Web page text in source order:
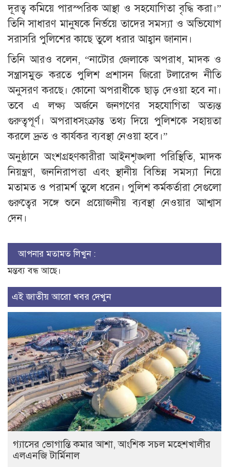
দূরত্ব কমিয়ে পারস্পরিক আস্থা ও সহযোগিতা বৃদ্ধি করা।”
তিনি সাধারণ মানুষকে নির্ভয়ে তাদের সমস্যা ও অভিযোগ
সরাসরি পুলিশের কাছে তুলে ধরার আহ্বান জানান।
তিনি আরও বলেন, “নাটোর জেলাকে অপরাধ, মাদক ও
সন্ত্রাসমুক্ত করতে পুলিশ প্রশাসন জিরো টলারেন্স নীতি
অনুসরণ করছে। কোনো অপরাধীকে ছাড় দেওয়া হবে না।
তবে এ লক্ষ্য অর্জনে জনগণের সহযোগিতা অত্যন্ত
গুরুত্বপূর্ণ। অপরাধসংক্রান্ত তথ্য দিয়ে পুলিশকে সহায়তা
করলে দ্রুত ও কার্যকর ব্যবস্থা নেওয়া হবে।”
অনুষ্ঠানে অংশগ্রহণকারীরা আইনশৃঙ্খলা পরিস্থিতি, মাদক
নিয়ন্ত্রণ, জননিরাপত্তা এবং স্থানীয় বিভিন্ন সমস্যা নিয়ে
মতামত ও পরামর্শ তুলে ধরেন। পুলিশ কর্মকর্তারা সেগুলো
গুরুত্বের সঙ্গে শুনে প্রয়োজনীয় ব্যবস্থা নেওয়ার আশ্বাস
দেন।
আপনার মতামত লিখুন :
মন্তব্য বন্ধ আছে।
এই জাতীয় আরো খবর দেখুন
গ্যাসের ভোগান্তি কমার আশা, আংশিক সচল মহেশখালীর
এলএনজি টার্মিনাল